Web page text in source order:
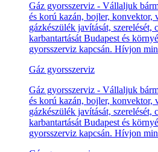
Gáz gyorsszerviz - Vállaljuk
és korú kazán, bojler, konvektor,
gázkészülék javítását, szerelését,
karbantartását Budapest és
gyorsszerviz kapcsán. Hívjon
Gáz gyorsszerviz
Gáz gyorsszerviz - Vállaljuk
és korú kazán, bojler, konvektor,
gázkészülék javítását, szerelését,
karbantartását Budapest és
gyorsszerviz kapcsán. Hívjon